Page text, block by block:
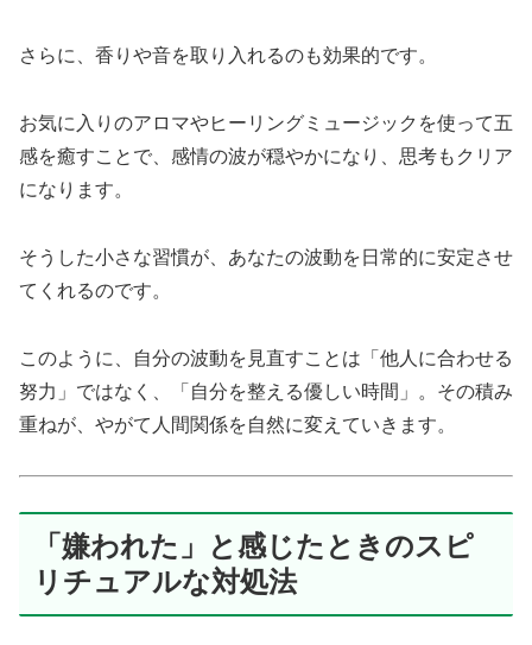
さらに、香りや音を取り入れるのも効果的です。
お気に入りのアロマやヒーリングミュージックを使って五
感を癒すことで、感情の波が穏やかになり、思考もクリア
になります。
そうした小さな習慣が、あなたの波動を日常的に安定させ
てくれるのです。
このように、自分の波動を見直すことは「他人に合わせる
努力」ではなく、「自分を整える優しい時間」。その積み
重ねが、やがて人間関係を自然に変えていきます。
「嫌われた」と感じたときのスピ
リチュアルな対処法